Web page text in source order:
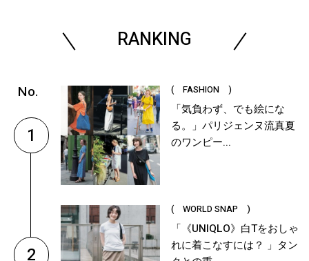
RANKING
1
( FASHION )
「気負わず、でも絵にな
る。」パリジェンヌ流真夏
のワンピー...
2
( WORLD SNAP )
「《UNIQLO》白Tをおしゃ
れに着こなすには？ 」タン